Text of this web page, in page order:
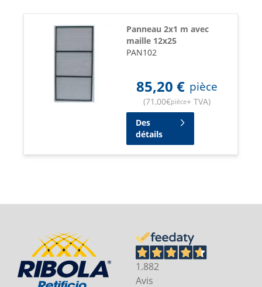
Panneau 2x1 m avec
maille 12x25
PAN102
85,20 € pièce
(71,00€pièce+ TVA)
Des
détails
1.882
Avis